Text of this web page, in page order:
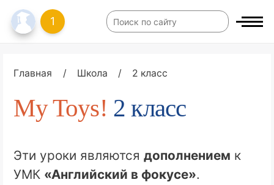
1
Главная / Школа / 2 класс
My Toys! 2 класс
Эти уроки являютсядополнением к
УМК «Английский в фокусе».